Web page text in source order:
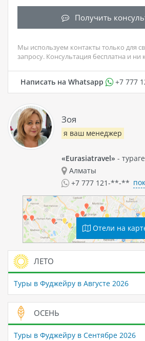
Получить
Мы используем контакты только для
запросу. Консультация бесплатна и ни
Написать на Whatsapp +7 777
Зоя
я ваш менеджер
«Eurasiatravel» -
Алматы
+7 777 121-**-**
Отели на
ЛЕТО
Туры в Фуджейру в Августе 2026
ОСЕНЬ
Туры в Фуджейру в Сентябре 2026